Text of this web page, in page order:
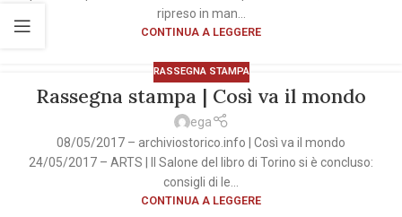
ripreso in man...
CONTINUA A LEGGERE
RASSEGNA STAMPA
Rassegna stampa | Così va il mondo
ega
08/05/2017 – archiviostorico.info | Così va il mondo
24/05/2017 – ARTS | Il Salone del libro di Torino si è concluso:
consigli di le...
CONTINUA A LEGGERE